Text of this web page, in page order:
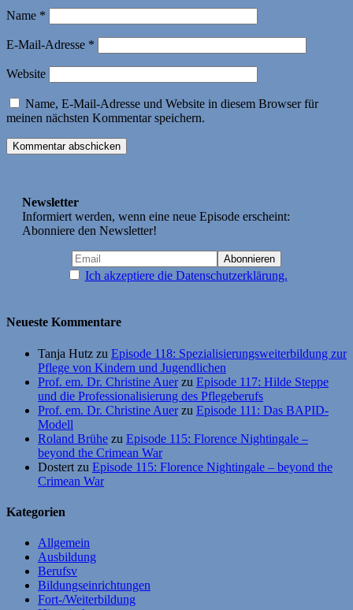
Name *
E-Mail-Adresse *
Website
Name, E-Mail-Adresse und Website in diesem Browser für
meinen nächsten Kommentar speichern.
Newsletter
Informiert werden, wenn eine neue Episode erscheint:
Abonniere den Newsletter!
Ich akzeptiere die Datenschutzerklärung.
Neueste Kommentare
Tanja Hutz zu Episode 118: Spezialisierungsweiterbildung zur
Pflege von Kindern und Jugendlichen
Prof. em. Dr. Christine Auerzu Episode 117: Hilde Steppe
und die Professionalisierung des Pflegeberufs
Prof. em. Dr. Christine Auerzu Episode 111: Das BAPID-
Modell
Roland Brühe zu Episode 115: Florence Nightingale –
beyond the Crimean War
Dostert zu Episode 115: Florence Nightingale – beyond the
Crimean War
Kategorien
Allgemein
Ausbildung
Berufsv
Bildungseinrichtungen
Fort-/Weiterbildung